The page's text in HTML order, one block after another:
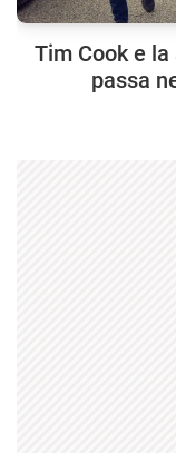
Tim Cook e
passa